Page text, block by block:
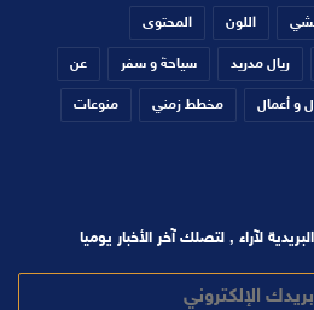
اللون المحتوى
ريال مدريد سياحة و سفر عن
و أعمال مخطط زمني منوعات
لآراء , لتصلك آخر الأخبار يوميا